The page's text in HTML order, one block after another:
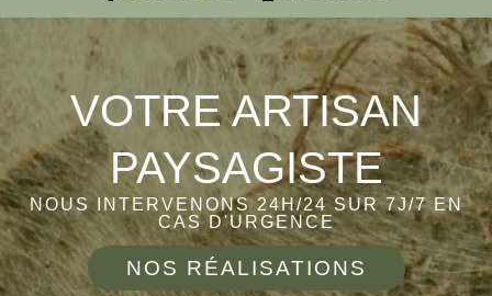
VOTRE ARTISAN
PAYSAGISTE
NOUS INTERVENONS 24H/24 SUR 7J/7 EN
CAS D'URGENCE
NOS RÉALISATIONS